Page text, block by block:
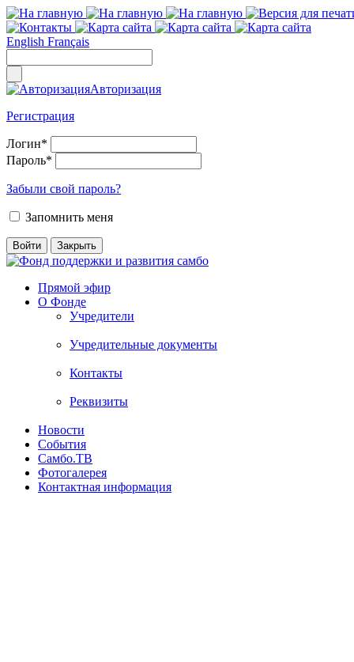
English Français
Авторизация
Регистрация
Логин*
Пароль*
Забыли свой пароль?
Запомнить меня
Прямой эфир
О Фонде
Учредители
Учредительные документы
Контакты
Реквизиты
Новости
События
Самбо.ТВ
Фотогалерея
Контактная информация